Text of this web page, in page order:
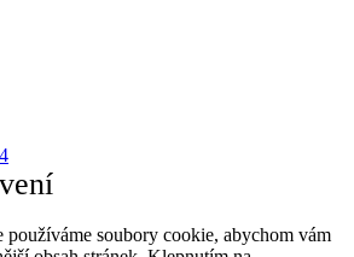
používáme soubory cookie, abychom vám